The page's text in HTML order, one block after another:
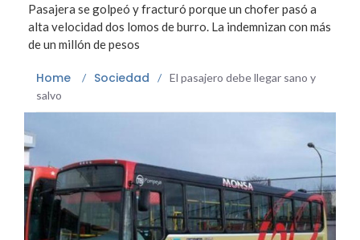
Pasajera se golpeó y fracturó porque un chofer pasó a
alta velocidad dos lomos de burro. La indemnizan con más
de un millón de pesos
Home / Sociedad / El pasajero debe llegar sano y
salvo